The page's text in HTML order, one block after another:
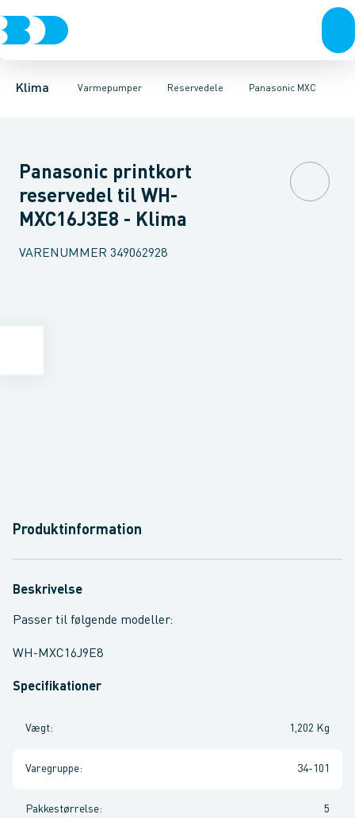
Klima Varmepumper
Ventilation Varmepumper Klimaværktøj Biokedler &
Reservedele
Luft til luft Luft til vand JordvarmeIsoleringTilbehør
Panasonic MXC
Altech LupusAltech Pavo Altech Polaris Altech SiriusAltech
Panasonic printkort
reservedel til WH-
MXC16J3E8 - Klima
VARENUMMER 349062928
Produktinformation
Beskrivelse
Passer til følgende modeller:
WH-MXC16J9E8
Specifikationer
Vægt: 1,202 Kg
Varegruppe: 34-101
Pakkestørrelse: 5